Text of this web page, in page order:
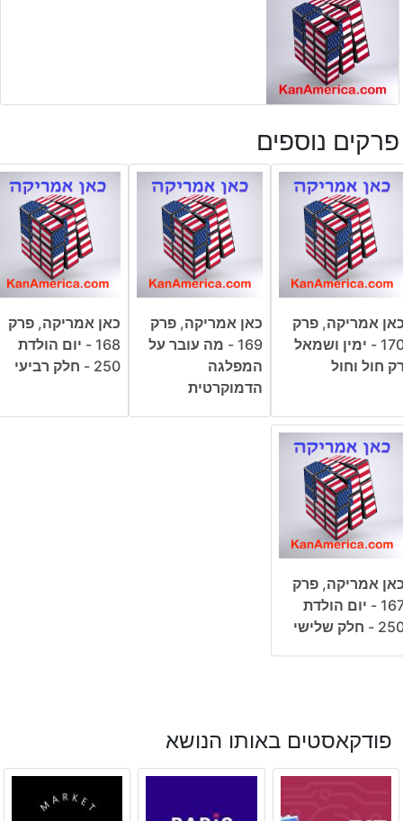
פרקים נוספים
אמריקה, פרק
170 - ימין ושמאל
חול וחול
כאן אמריקה, פרק
169 - מה עובר על
המפלגה
הדמוקרטית
כאן אמריקה, פרק
168 - יום הולדת
250 - חלק רביעי
אמריקה, פרק
167 - יום הולדת
- חלק שלישי
פודקאסטים באותו הנושא